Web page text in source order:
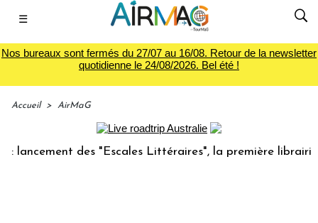
☰
Nos bureaux sont fermés du 27/07 au 16/08. Retour de la newsletter
quotidienne le 24/08/2026. Bel été !
Accueil > AirMaG
des "Escales Littéraires", la première librairie du